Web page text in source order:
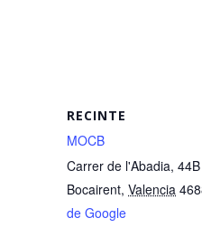
RECINTE
MOCB
Carrer de l'Abadia, 44B
Bocairent, Valencia
de Google